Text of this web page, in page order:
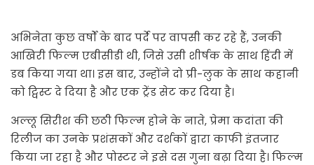
अभिनेता कुछ वर्षों के बाद पर्दे पर वापसी कर रहे हैं, उनकी
आखिरी फिल्म एबीसीडी थी, जिसे उसी शीर्षक के साथ हिंदी में
डब किया गया था। इस बार, उन्होंने दो प्री-लुक के साथ कहानी
को ट्विस्ट दे दिया है और एक ट्रेंड सेट कर दिया है।
अल्लू सिरीश की छठी फिल्म होने के नाते, प्रेमा कदांता की
रिलीज का उनके प्रशंसकों और दर्शकों द्वारा काफी इंतजार
किया जा रहा है और पोस्टर ने इसे दस गुना बढ़ा दिया है। फिल्म